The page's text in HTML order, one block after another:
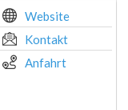
Website
Kontakt
Anfahrt